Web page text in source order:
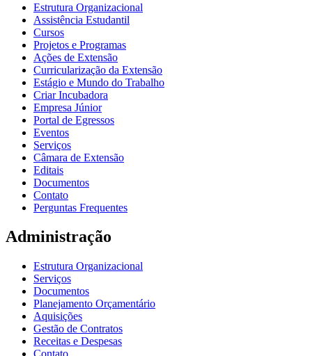
Estrutura Organizacional
Assistência Estudantil
Cursos
Projetos e Programas
Ações de Extensão
Curricularização da Extensão
Estágio e Mundo do Trabalho
Criar Incubadora
Empresa Júnior
Portal de Egressos
Eventos
Serviços
Câmara de Extensão
Editais
Documentos
Contato
Perguntas Frequentes
Administração
Estrutura Organizacional
Serviços
Documentos
Planejamento Orçamentário
Aquisições
Gestão de Contratos
Receitas e Despesas